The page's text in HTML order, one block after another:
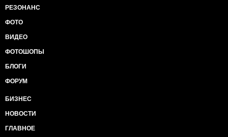
РЕЗОНАНС
ФОТО
ВИДЕО
ФОТОШОПЫ
БЛОГИ
ФОРУМ
БИЗНЕС
НОВОСТИ
ГЛАВНОЕ